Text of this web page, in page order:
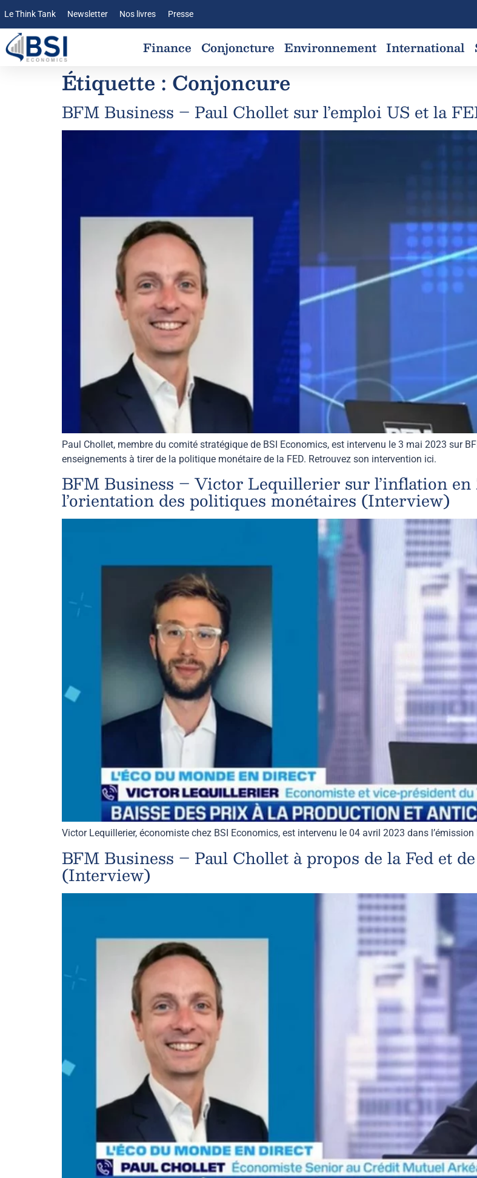
Le Think Tank Newsletter Nos livres Presse
Finance Conjoncture Environnement International
Étiquette : Conjoncure
BFM Business – Paul Chollet sur l’emploi US et la
Paul Chollet, membre du comité stratégique de BSI Economics, est intervenu le 3 mai 2023 sur
enseignements à tirer de la politique monétaire de la FED. Retrouvez son intervention ici.
BFM Business – Victor Lequillerier sur l’inflation
l’orientation des politiques monétaires (Interview)
Victor Lequillerier, économiste chez BSI Economics, est intervenu le 04 avril 2023 dans
BFM Business – Paul Chollet à propos de la Fed et
(Interview)